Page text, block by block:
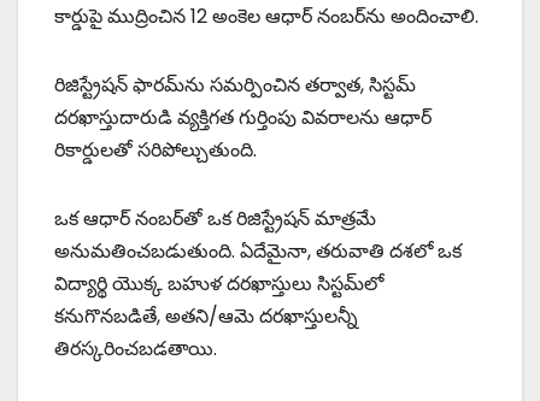
కార్డుపై ముద్రించిన 12 అంకెల ఆధార్ నంబర్‌ను అందించాలి.
రిజిస్ట్రేషన్ ఫారమ్‌ను సమర్పించిన తర్వాత, సిస్టమ్
దరఖాస్తుదారుడి వ్యక్తిగత గుర్తింపు వివరాలను ఆధార్
రికార్డులతో సరిపోల్చుతుంది.
ఒక ఆధార్ నంబర్‌తో ఒక రిజిస్ట్రేషన్ మాత్రమే
అనుమతించబడుతుంది. ఏదేమైనా, తరువాతి దశలో ఒక
విద్యార్థి యొక్క బహుళ దరఖాస్తులు సిస్టమ్‌లో
కనుగొనబడితే, అతని/ఆమె దరఖాస్తులన్నీ
తిరస్కరించబడతాయి.